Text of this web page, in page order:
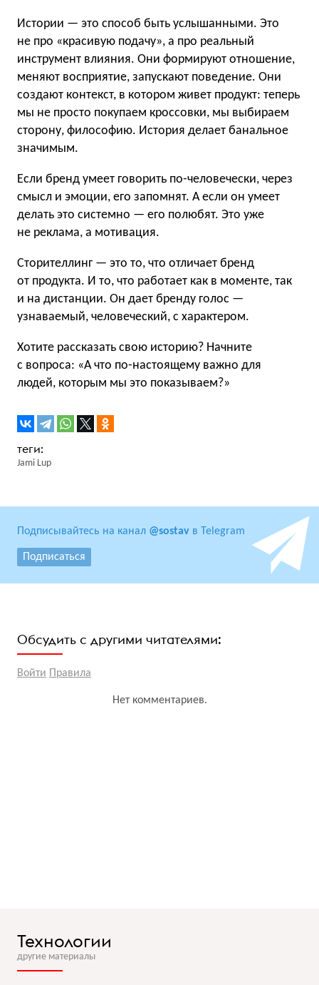
Истории — это способ быть услышанными. Это
не про «красивую подачу», а про реальный
инструмент влияния. Они формируют отношение,
меняют восприятие, запускают поведение. Они
создают контекст, в котором живет продукт: теперь
мы не просто покупаем кроссовки, мы выбираем
сторону, философию. История делает банальное
значимым.
Если бренд умеет говорить по-человечески, через
смысл и эмоции, его запомнят. А если он умеет
делать это системно — его полюбят. Это уже
не реклама, а мотивация.
Сторителлинг — это то, что отличает бренд
от продукта. И то, что работает как в моменте, так
и на дистанции. Он дает бренду голос —
узнаваемый, человеческий, с характером.
Хотите рассказать свою историю? Начните
с вопроса: «А что по-настоящему важно для
людей, которым мы это показываем?»
Jami Lup
Подписывайтесь на канал @sostav в Telegram
Подписаться
Обсудить с другими читателями:
Войти Правила
Нет комментариев.
Технологии
другие материалы